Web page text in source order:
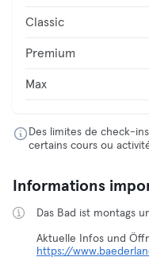
Classic
Premium
Max
Des limites de check-
certains cours ou
Informations
Das Bad ist montags
https://